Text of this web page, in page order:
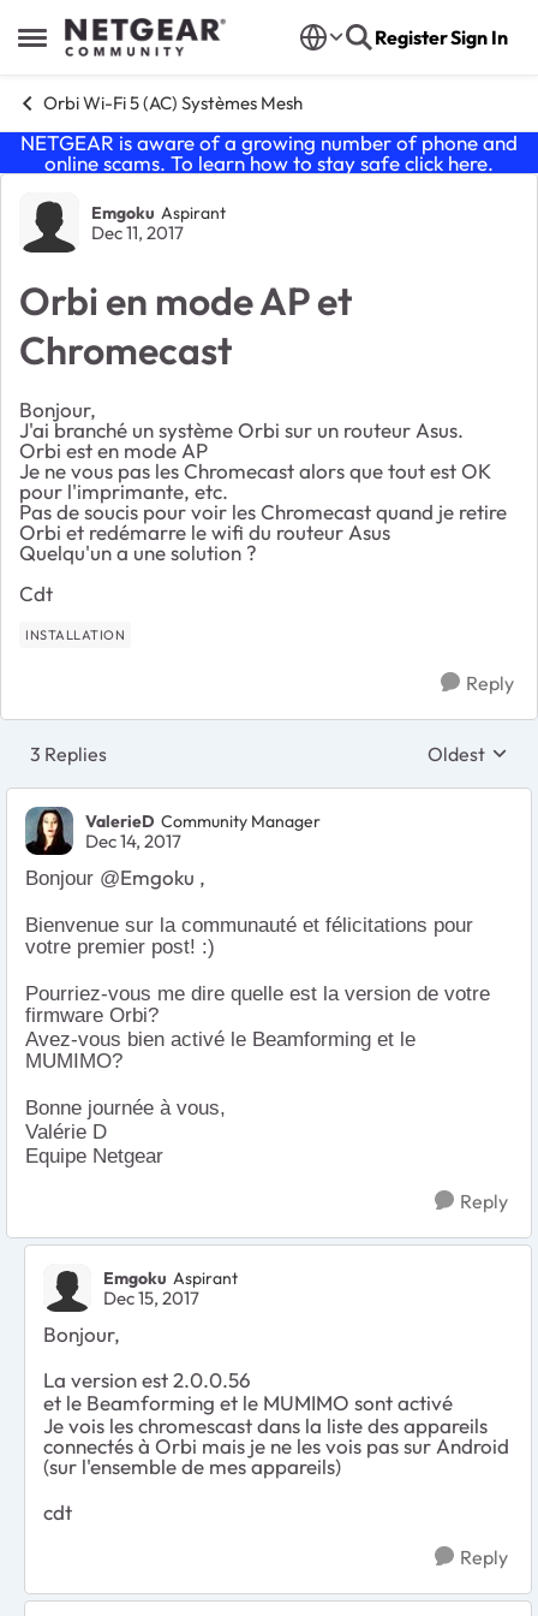
Open Side Menu
Skip to content RegisterSign In
Orbi Wi-Fi 5 (AC) Systèmes Mesh
NETGEAR is aware of a growing number of phone and
online scams. To learn how to stay safe click here.
Forum Discussion
Emgoku Aspirant
Dec 11, 2017
Orbi en mode AP et
Chromecast
Bonjour,
J'ai branché un système Orbi sur un routeur Asus.
Orbi est en mode AP
Je ne vous pas les Chromecast alors que tout est OK
pour l'imprimante, etc.
Pas de soucis pour voir les Chromecast quand je retire
Orbi et redémarre le wifi du routeur Asus
Quelqu'un a une solution ?
Cdt
INSTALLATION
Reply
3 Replies Replies
Oldest
ValerieD Community Manager
Dec 14, 2017
Bonjour @Emgoku ,
Bienvenue sur la communauté et félicitations pour
votre premier post! :)
Pourriez-vous me dire quelle est la version de votre
firmware Orbi?
Avez-vous bien activé le Beamforming et le
MUMIMO?
Bonne journée à vous,
Valérie D
Equipe Netgear
Reply
Emgoku Aspirant
Dec 15, 2017
Bonjour,
La version est 2.0.0.56
et le Beamforming et le MUMIMO sont activé
Je vois les chromescast dans la liste des appareils
connectés à Orbi mais je ne les vois pas sur Android
(sur l'ensemble de mes appareils)
cdt
Reply